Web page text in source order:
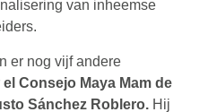
van inheemse
er nog vijf andere
el Consejo Maya Mam de
Sánchez Roblero. Hij